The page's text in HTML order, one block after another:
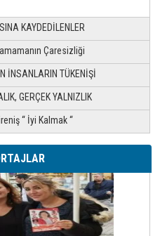
KAYDEDİLENLER
Çaresizliği
İNSANLARIN TÜKENİŞİ
GERÇEK YALNIZLIK
“ İyi Kalmak “